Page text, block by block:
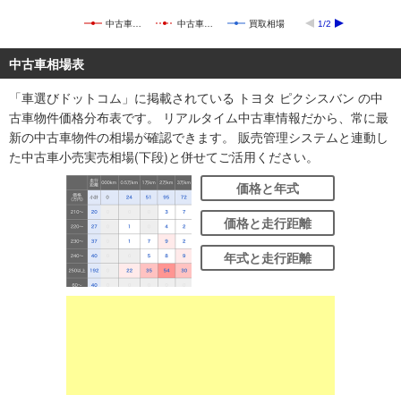
中古車… 中古車… 買取相場 1/2
中古車相場表
「車選びドットコム」に掲載されている トヨタ ピクシスバン の中
古車物件価格分布表です。 リアルタイム中古車情報だから、常に最
新の中古車物件の相場が確認できます。 販売管理システムと連動し
た中古車小売実売相場(下段)と併せてご活用ください。
価格と年式
価格と走行距離
年式と走行距離